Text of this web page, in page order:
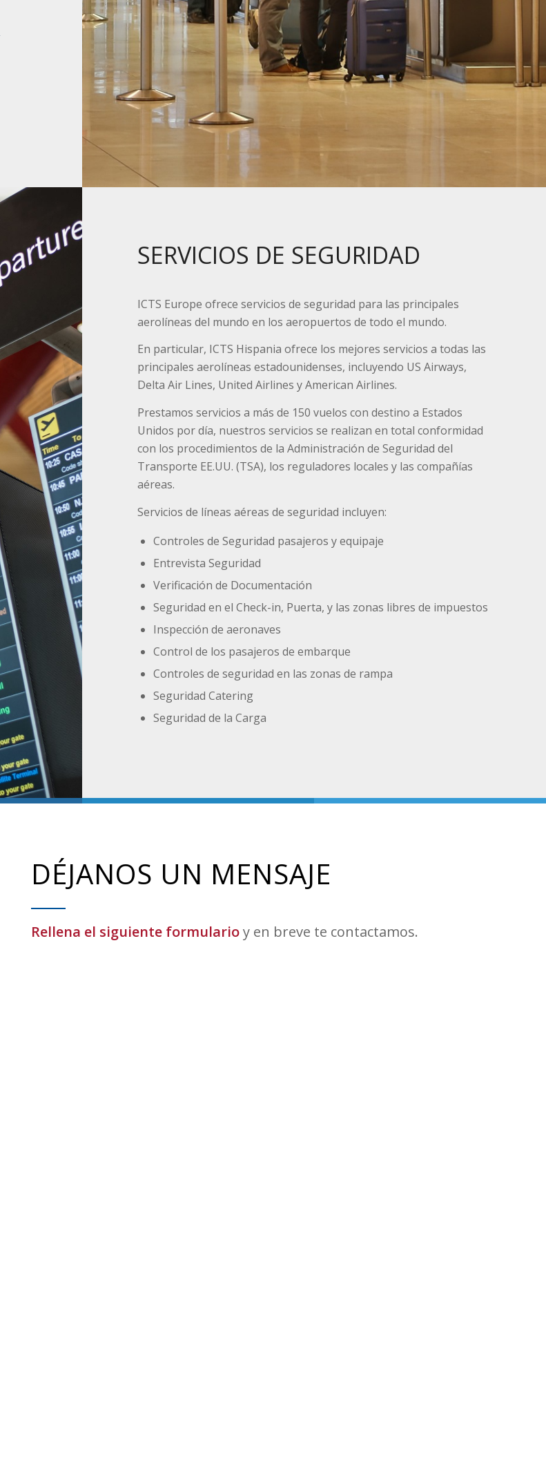
SERVICIOS DE SEGURIDAD
ICTS Europe ofrece servicios de seguridad para las principales
aerolíneas del mundo en los aeropuertos de todo el mundo.
En particular, ICTS Hispania ofrece los mejores servicios a todas las
principales aerolíneas estadounidenses, incluyendo US Airways,
Delta Air Lines, United Airlines y American Airlines.
Prestamos servicios a más de 150 vuelos con destino a Estados
Unidos por día, nuestros servicios se realizan en total conformidad
con los procedimientos de la Administración de Seguridad del
Transporte EE.UU. (TSA), los reguladores locales y las compañías
aéreas.
Servicios de líneas aéreas de seguridad incluyen:
Controles de Seguridad pasajeros y equipaje
Entrevista Seguridad
Verificación de Documentación
Seguridad en el Check-in, Puerta, y las zonas libres de impuestos
Inspección de aeronaves
Control de los pasajeros de embarque
Controles de seguridad en las zonas de rampa
Seguridad Catering
Seguridad de la Carga
DÉJANOS UN MENSAJE
Rellena el siguiente formularioy en breve te contactamos.